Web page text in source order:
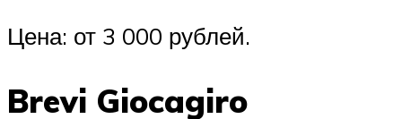
Цена: от 3 000 рублей.
Brevi Giocagiro